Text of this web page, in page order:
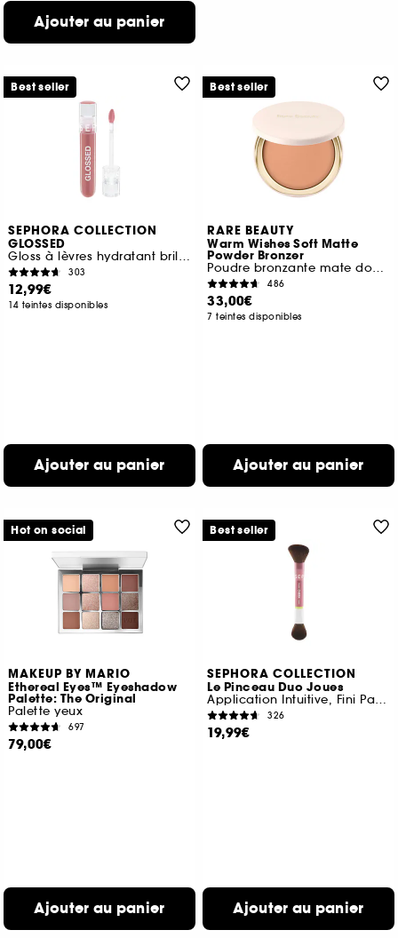
Ajouter au panier
SEPHORA COLLECTION
GLOSSED
Gloss à lèvres hydratant brillance effet miroir
303
12,99€
14 teintes disponibles
Ajouter au panier
Best seller
RARE BEAUTY
Warm Wishes Soft Matte
Powder Bronzer
Poudre bronzante mate douce
486
33,00€
7 teintes disponibles
Ajouter au panier
Best seller
MAKEUP BY MARIO
Ethereal Eyes™ Eyeshadow
Palette: The Original
Palette yeux
697
79,00€
Ajouter au panier
Hot on social
SEPHORA COLLECTION
Le Pinceau Duo Joues
Application Intuitive, Fini Parfait
326
19,99€
Ajouter au panier
Best seller